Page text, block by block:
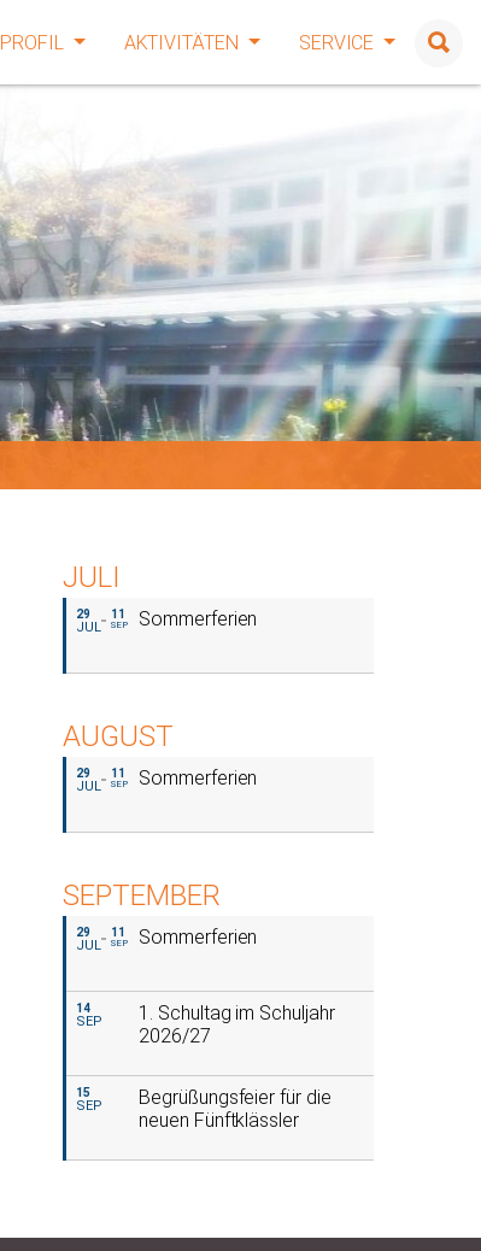
PROFIL AKTIVITÄTEN SERVICE
JULI
29
JUL
11
SEP Sommerferien
AUGUST
29
JUL
11
SEP Sommerferien
SEPTEMBER
29
JUL
11
SEP Sommerferien
14
SEP
1. Schultag im Schuljahr
2026/27
15
SEP
Begrüßungsfeier für die
neuen Fünftklässler